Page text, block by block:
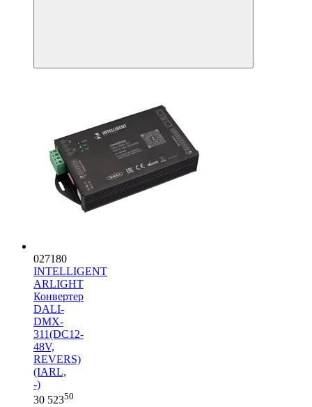
027180
INTELLIGENT
ARLIGHT
Конвертер
DALI-
DMX-
311(DC12-
48V,
REVERS)
(IARL,
-)
30 52350